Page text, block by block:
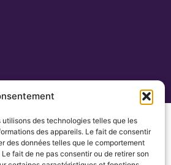
des technologies telles que les
des appareils. Le fait de consentir
des données telles que le comportement
fait de ne pas consentir ou de retirer son